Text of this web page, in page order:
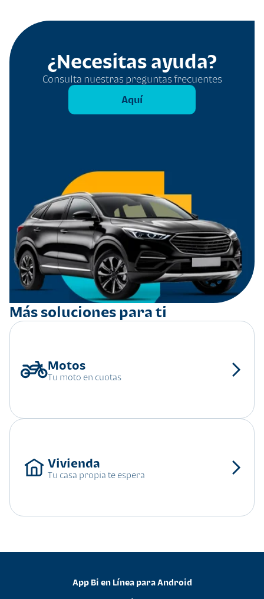
¿Necesitas ayuda?
Consulta nuestras preguntas frecuentes
Aquí
Más soluciones para ti
Tu moto en cuotas
Tu casa propia te espera
App Bi en Línea para Android